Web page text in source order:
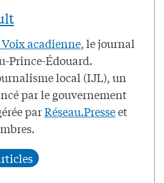
acadienne, le journal
Prince-Édouard.
local (IJL), un
par le gouvernement
parRéseau.Presseet